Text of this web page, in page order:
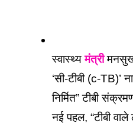
स्वास्थ्य मंत्री मनसुख
‘सी-टीबी (c-TB)’
निर्मित” टीबी
नई पहल, “टीबी